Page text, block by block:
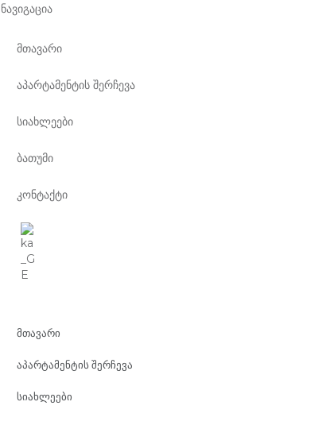
ნავიგაცია
მთავარი
აპარტამენტის შერჩევა
სიახლეები
ბათუმი
კონტაქტი
მთავარი
აპარტამენტის შერჩევა
სიახლეები